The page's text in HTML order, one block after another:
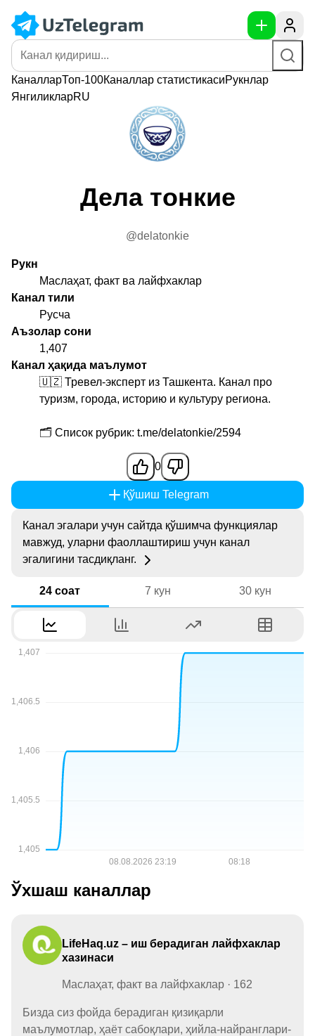
КаналларТоп-100Каналлар статистикасиРукнлар
ЯнгиликларRU
Дела тонкие
@delatonkie
Рукн
Маслаҳат, факт ва лайфхаклар
Канал тили
Русча
Аъзолар сони
1,407
Канал ҳақида маълумот
🇺🇿 Тревел-эксперт из Ташкента. Канал про
туризм, города, историю и культуру региона.
🗂 Список рубрик: t.me/delatonkie/2594
0
Қўшиш Telegram
Канал эгалари учун сайтда қўшимча функциялар
мавжуд, уларни фаоллаштириш учун канал
эгалигини тасдиқланг.
24 соат 7 кун 30 кун
Ўхшаш каналлар
LifeHaq.uz – иш берадиган лайфхаклар
хазинаси
Маслаҳат, факт ва лайфхаклар · 162
Бизда сиз фойда берадиган қизиқарли
маълумотлар, ҳаёт сабоқлари, ҳийла-найранглари-